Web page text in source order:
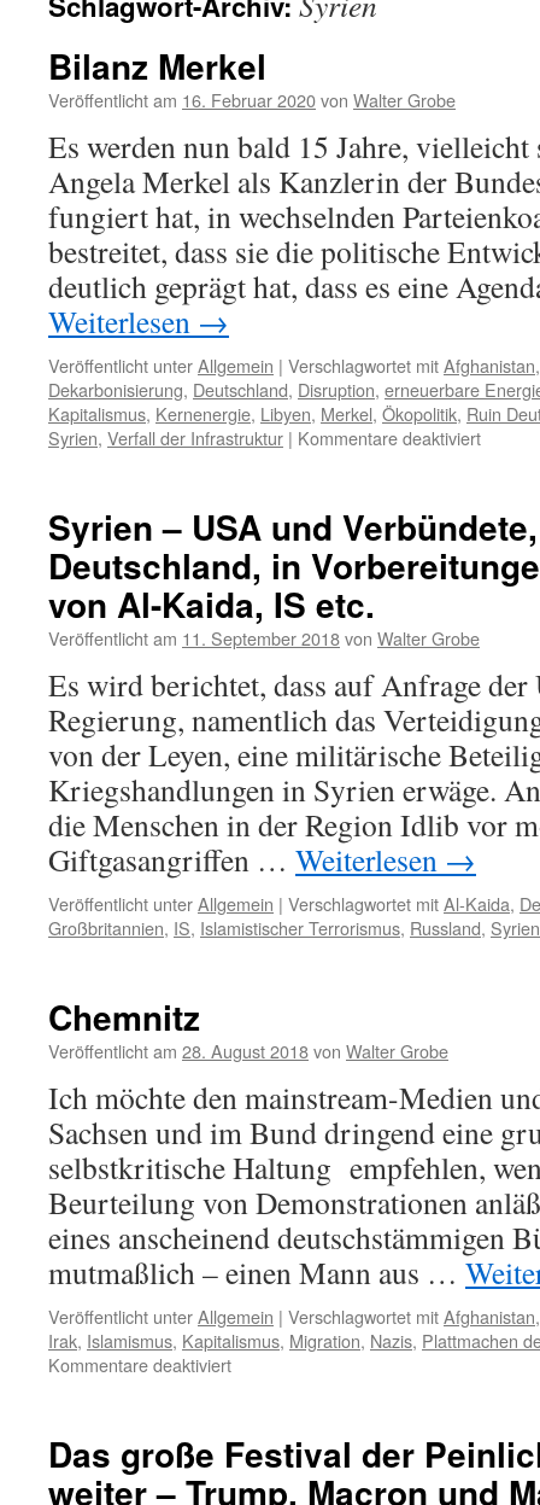
Bilanz Merkel
Veröffentlicht am 16. Februar 2020von Walter Grobe
Es werden nun bald 15 Jahre, vielleicht
Angela Merkel als Kanzlerin der
fungiert hat, in wechselnden
bestreitet, dass sie die politische
deutlich geprägt hat, dass es eine
Weiterlesen →
Veröffentlicht unterAllgemein | Verschlagwortet mitAfghanistan
Dekarbonisierung, Deutschland, Disruption, erneuerbare
Kapitalismus, Kernenergie, Libyen, Merkel, Ökopolitik, Ruin
Syrien, Verfall der Infrastruktur | Kommentare deaktiviertfür
Syrien – USA und
Deutschland, in
von Al-Kaida, IS etc.
Veröffentlicht am 11. September 2018von Walter Grobe
Es wird berichtet, dass auf Anfrage der
Regierung, namentlich das
von der Leyen, eine militärische
Kriegshandlungen in Syrien erwäge.
die Menschen in der Region Idlib vor
Giftgasangriffen … Weiterlesen →
Veröffentlicht unterAllgemein | Verschlagwortet mitAl-Kaida,
Großbritannien, IS, Islamistischer Terrorismus, Russland, Syrien
Chemnitz
Veröffentlicht am 28. August 2018von Walter Grobe
Ich möchte den mainstream-Medien
Sachsen und im Bund dringend eine
selbstkritische Haltung empfehlen,
Beurteilung von Demonstrationen
eines anscheinend deutschstämmigen
mutmaßlich – einen Mann aus …
Veröffentlicht unterAllgemein | Verschlagwortet mitAfghanistan
Irak, Islamismus, Kapitalismus, Migration, Nazis, Plattmachen
Kommentare deaktiviertfür
Das große Festival der
weiter – Trump, Macron und